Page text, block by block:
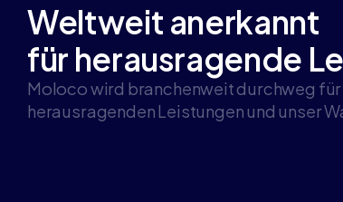
Weltweit anerkannt
für herausragende
Moloco wird branchenweit durchweg für
herausragenden Leistungen und unser